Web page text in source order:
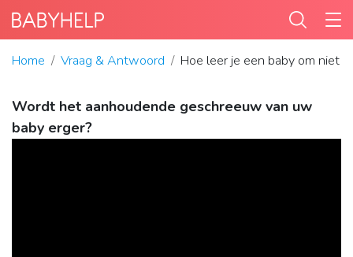
Home Vraag & Antwoord Hoe leer je een baby om niet
Wordt het aanhoudende geschreeuw van uw
baby erger?